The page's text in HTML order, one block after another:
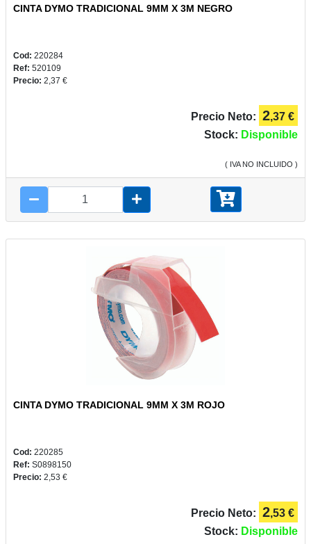
CINTA DYMO TRADICIONAL 9MM X 3M NEGRO
Cod: 220284
Ref: 520109
Precio: 2,37 €
Precio Neto: 2,37 €
Stock: Disponible
( IVA NO INCLUIDO )
CINTA DYMO TRADICIONAL 9MM X 3M ROJO
Cod: 220285
Ref: S0898150
Precio: 2,53 €
Precio Neto: 2,53 €
Stock: Disponible
BELLAS